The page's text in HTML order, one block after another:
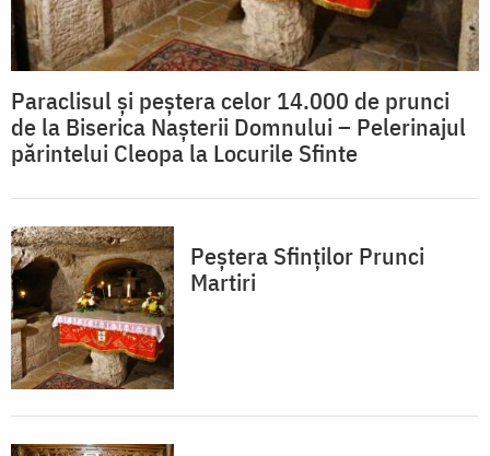
Paraclisul și peștera celor 14.000 de prunci
de la Biserica Nașterii Domnului – Pelerinajul
părintelui Cleopa la Locurile Sfinte
Peștera Sfinților Prunci
Martiri